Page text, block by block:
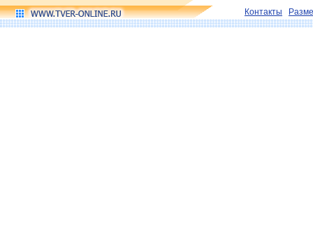
Контакты